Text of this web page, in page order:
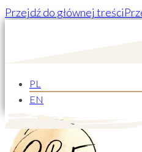
Przejdź do głównej treści
PL
EN